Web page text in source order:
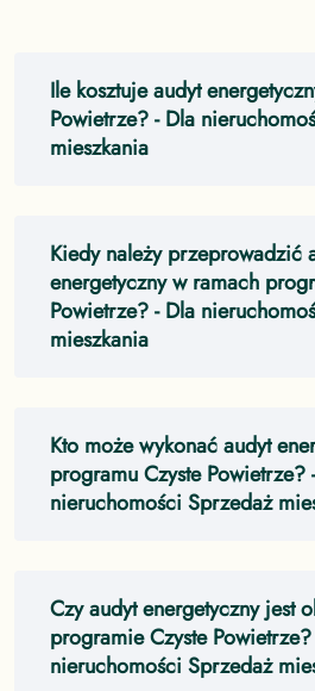
Ile kosztuje audyt
Powietrze?- Dla
mieszkania
Kiedy należy przeprowadzić
energetyczny w ramach
Powietrze?- Dla
mieszkania
Kto może wykonać audyt
programu Czyste Powietrze?
nieruchomości Sprzedaż
Czy audyt energetyczny jest
programie Czyste Powietrze?
nieruchomości Sprzedaż